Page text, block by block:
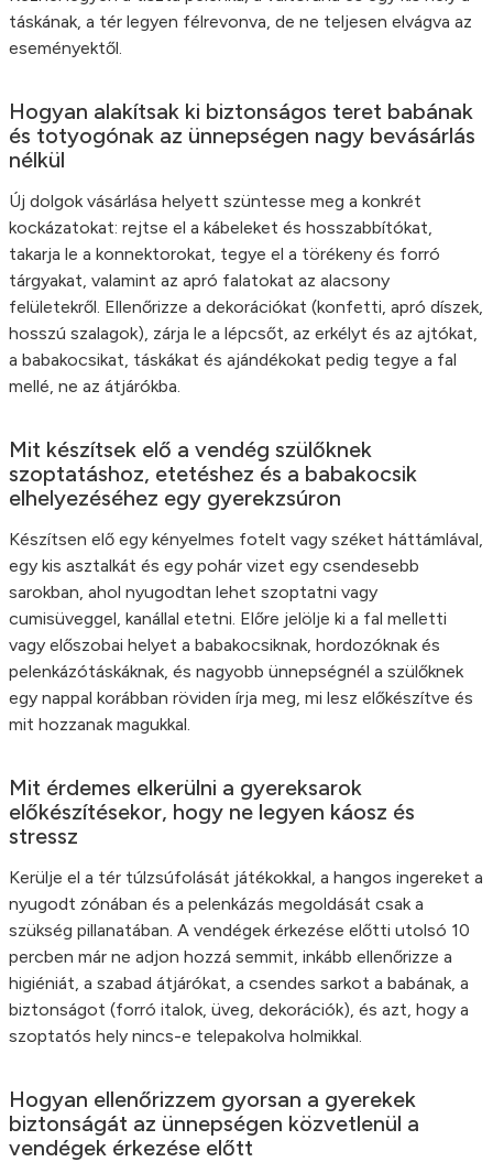
táskának, a tér legyen félrevonva, de ne teljesen elvágva az
eseményektől.
Hogyan alakítsak ki biztonságos teret babának
és totyogónak az ünnepségen nagy bevásárlás
nélkül
Új dolgok vásárlása helyett szüntesse meg a konkrét
kockázatokat: rejtse el a kábeleket és hosszabbítókat,
takarja le a konnektorokat, tegye el a törékeny és forró
tárgyakat, valamint az apró falatokat az alacsony
felületekről. Ellenőrizze a dekorációkat (konfetti, apró díszek,
hosszú szalagok), zárja le a lépcsőt, az erkélyt és az ajtókat,
a babakocsikat, táskákat és ajándékokat pedig tegye a fal
mellé, ne az átjárókba.
Mit készítsek elő a vendég szülőknek
szoptatáshoz, etetéshez és a babakocsik
elhelyezéséhez egy gyerekzsúron
Készítsen elő egy kényelmes fotelt vagy széket háttámlával,
egy kis asztalkát és egy pohár vizet egy csendesebb
sarokban, ahol nyugodtan lehet szoptatni vagy
cumisüveggel, kanállal etetni. Előre jelölje ki a fal melletti
vagy előszobai helyet a babakocsiknak, hordozóknak és
pelenkázótáskáknak, és nagyobb ünnepségnél a szülőknek
egy nappal korábban röviden írja meg, mi lesz előkészítve és
mit hozzanak magukkal.
Mit érdemes elkerülni a gyereksarok
előkészítésekor, hogy ne legyen káosz és
stressz
Kerülje el a tér túlzsúfolását játékokkal, a hangos ingereket a
nyugodt zónában és a pelenkázás megoldását csak a
szükség pillanatában. A vendégek érkezése előtti utolsó 10
percben már ne adjon hozzá semmit, inkább ellenőrizze a
higiéniát, a szabad átjárókat, a csendes sarkot a babának, a
biztonságot (forró italok, üveg, dekorációk), és azt, hogy a
szoptatós hely nincs-e telepakolva holmikkal.
Hogyan ellenőrizzem gyorsan a gyerekek
biztonságát az ünnepségen közvetlenül a
vendégek érkezése előtt